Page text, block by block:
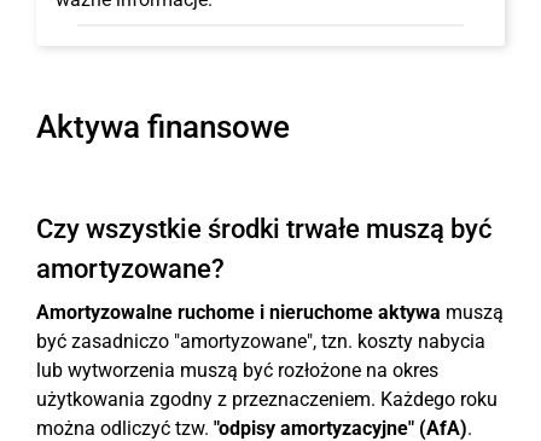
Aktywa finansowe
Czy wszystkie środki trwałe muszą być
amortyzowane?
Amortyzowalne ruchome i nieruchome aktywa muszą
być zasadniczo "amortyzowane", tzn. koszty nabycia
lub wytworzenia muszą być rozłożone na okres
użytkowania zgodny z przeznaczeniem. Każdego roku
można odliczyć tzw. "odpisy amortyzacyjne" (AfA).